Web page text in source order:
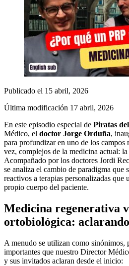
Publicado el 15 abril, 2026
Última modificación 17 abril, 2026
En este episodio especial de Piratas
Médico, el doctor Jorge Orduña,
para profundizar en uno de los campos
vez, complejos de la medicina actual:
Acompañado por los doctores Jordi
se analiza el cambio de paradigma que
reactivos a terapias personalizadas que
propio cuerpo del paciente.
Medicina regenerativa
ortobiológica:
A menudo se utilizan como sinónimos,
importantes que nuestro Director
y sus invitados aclaran desde el inicio: